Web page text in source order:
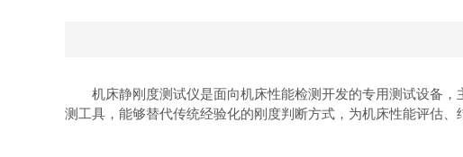
机床静刚度测试仪是面向机床性能检测开发的专用测试设备，
测工具，能够替代传统经验化的刚度判断方式，为机床性能评估